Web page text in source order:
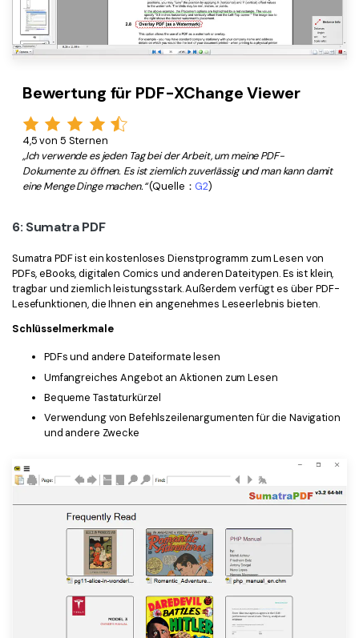
Bewertung für PDF-XChange Viewer
4,5 von 5 Sternen
„Ich verwende es jeden Tag bei der Arbeit, um meine PDF-
Dokumente zu öffnen. Es ist ziemlich zuverlässig und man kann damit
eine Menge Dinge machen.“(Quelle： G2)
6: Sumatra PDF
Sumatra PDF ist ein kostenloses Dienstprogramm zum Lesen von
PDFs, eBooks, digitalen Comics und anderen Dateitypen. Es ist klein,
tragbar und ziemlich leistungsstark. Außerdem verfügt es über PDF-
Lesefunktionen, die Ihnen ein angenehmes Leseerlebnis bieten.
Schlüsselmerkmale
PDFs und andere Dateiformate lesen
Umfangreiches Angebot an Aktionen zum Lesen
Bequeme Tastaturkürzel
Verwendung von Befehlszeilenargumenten für die Navigation
und andere Zwecke